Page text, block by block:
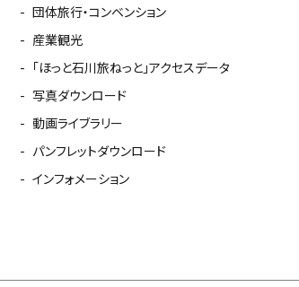
団体旅行・コンベンション
産業観光
「ほっと石川旅ねっと」アクセスデータ
写真ダウンロード
動画ライブラリー
パンフレットダウンロード
インフォメーション